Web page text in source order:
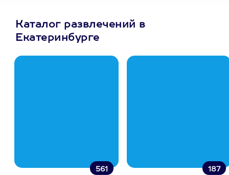
Каталог развлечений в
Екатеринбурге
561 187